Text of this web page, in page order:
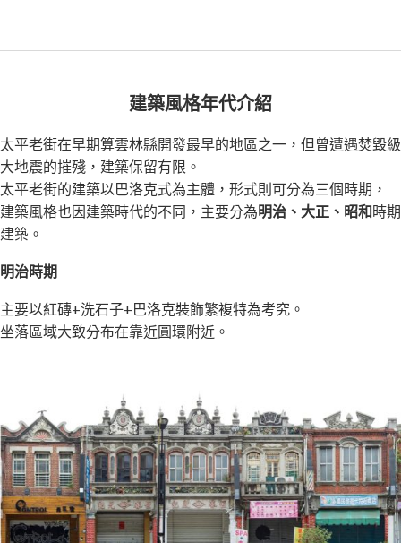
建築風格年代介紹
太平老街在早期算雲林縣開發最早的地區之一，但曾遭遇焚毀級
大地震的摧殘，建築保留有限。
太平老街的建築以巴洛克式為主體，形式則可分為三個時期，
建築風格也因建築時代的不同，主要分為明治、大正、昭和時期
建築。
明治時期
主要以紅磚+洗石子+巴洛克裝飾繁複特為考究。
坐落區域大致分布在靠近圓環附近。